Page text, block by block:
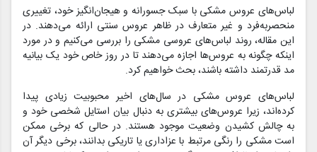
لباس‌های عروس مشکی با سبک جسورانه و هیجان‌انگیز خود، تغییری
منحصربه‌فرد و غیر متعارف در ظاهر عروس سنتی ارائه می‌دهند. در
این مقاله، روند لباس‌های عروسی مشکی را بررسی می‌کنیم و در مورد
اینکه چگونه به عروس‌ها اجازه می‌دهند تا در روز خاص خود یک بیانیه
مد قدرتمند داشته باشند، بحث خواهیم کرد.
لباس‌های عروس مشکی در سال‌های اخیر محبوبیت زیادی پیدا
کرده‌اند، زیرا عروس‌های بیشتری به دنبال بیان استایل شخصی خود و
به چالش کشیدن وضعیت موجود هستند. در حالی که برخی ممکن
است مشکی را رنگی مرتبط با عزاداری یا تاریکی بدانند، برخی دیگر آن